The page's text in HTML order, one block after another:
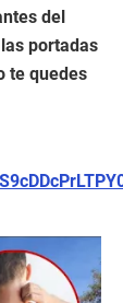
del
portadas
te quedes